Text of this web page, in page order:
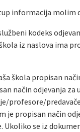
informacija molim
kodeks
iz naslova ima
škola propisan
način odjevanja za
profesore/
propisan način
se iz